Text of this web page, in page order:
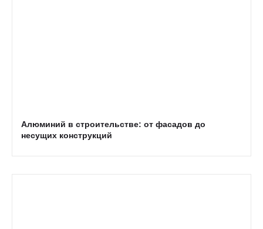
Алюминий в строительстве: от фасадов до
несущих конструкций